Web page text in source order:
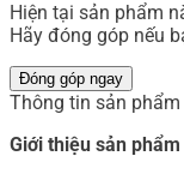
Hiện tại sản phẩm
Hãy đóng góp nếu
Đóng góp ngay
Thông tin sản phẩm
Giới thiệu sản phẩm